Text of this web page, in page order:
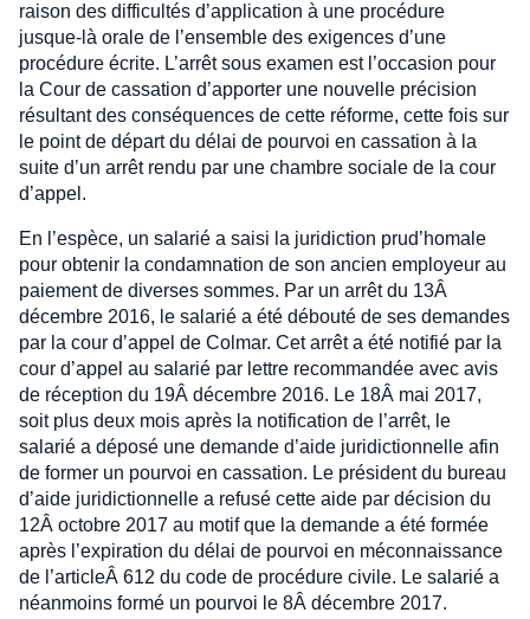
raison des difficultés d’application à une procédure
jusque-là orale de l’ensemble des exigences d’une
procédure écrite. L’arrêt sous examen est l’occasion pour
la Cour de cassation d’apporter une nouvelle précision
résultant des conséquences de cette réforme, cette fois sur
le point de départ du délai de pourvoi en cassation à la
suite d’un arrêt rendu par une chambre sociale de la cour
d’appel.
En l’espèce, un salarié a saisi la juridiction prud’homale
pour obtenir la condamnation de son ancien employeur au
paiement de diverses sommes. Par un arrêt du 13Â
décembre 2016, le salarié a été débouté de ses demandes
par la cour d’appel de Colmar. Cet arrêt a été notifié par la
cour d’appel au salarié par lettre recommandée avec avis
de réception du 19Â décembre 2016. Le 18Â mai 2017,
soit plus deux mois après la notification de l’arrêt, le
salarié a déposé une demande d’aide juridictionnelle afin
de former un pourvoi en cassation. Le président du bureau
d’aide juridictionnelle a refusé cette aide par décision du
12Â octobre 2017 au motif que la demande a été formée
après l’expiration du délai de pourvoi en méconnaissance
de l’articleÂ 612 du code de procédure civile. Le salarié a
néanmoins formé un pourvoi le 8Â décembre 2017.